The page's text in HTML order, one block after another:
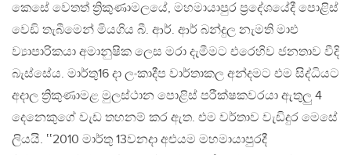
කෙසේ වෙතත් ත්‍රිකුණාමලයේ, මහමායාපුර ප්‍රදේශයේදී පොළිස්
වෙඩි තැබීමෙන් මියගිය බී. ආර්. ආර් බන්දුල නැමති මාඑ
ව්‍යාපාරිකයා අමානුෂික ලෙස මරා දැමීමට එරෙහිව ජනතාව වීදි
බැස්සේය. මාර්තු16 දා ලංකාදීප වාර්තාකල අන්දමට එම සිද්ධියට
අදාල ත්‍රිකුණාමළ මුලස්ථාන පොළිස් පරීක්ෂකවරයා ඇතුලු 4
දෙනෙකුගේ වැඩ තහනම් කර ඇත. එම වර්තාව වැඩිදුර මෙසේ
ලියයි. ‛‛2010 මාර්තු 13වනදා අඑයම මහමායාපුරදී